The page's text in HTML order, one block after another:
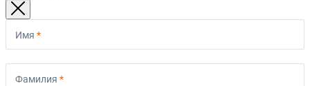
Имя *
Фамилия *